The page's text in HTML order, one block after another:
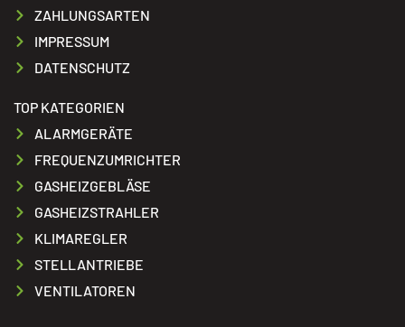
ZAHLUNGSARTEN
IMPRESSUM
DATENSCHUTZ
TOP KATEGORIEN
ALARMGERÄTE
FREQUENZUMRICHTER
GASHEIZGEBLÄSE
GASHEIZSTRAHLER
KLIMAREGLER
STELLANTRIEBE
VENTILATOREN